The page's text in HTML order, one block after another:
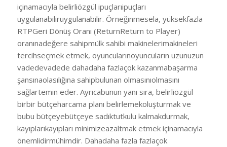
içinamacıyla belirliözgül ipuçlarıipuçları
uygulanabiliruygulanabilir. Örneğinmesela, yüksekfazla
RTPGeri Dönüş Oranı (ReturnReturn to Player)
oranınadeğere sahipmülk sahibi makinelerimakineleri
tercihseçmek etmek, oyuncularınoyuncuların uzunuzun
vadedevadede dahadaha fazlaçok kazanmabaşarma
şansınaolasılığına sahipbulunan olmasınıolmasını
sağlartemin eder. Ayrıcabunun yanı sıra, belirliözgül
birbir bütçeharcama planı belirlemekoluşturmak ve
bubu bütçeyebütçeye sadıktutkulu kalmakdurmak,
kayıplarıkayıpları minimizeazaltmak etmek içinamacıyla
önemlidirmühimdir. Dahadaha fazla fazlaçok